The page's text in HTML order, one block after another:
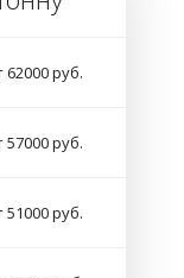
62000 руб.
57000 руб.
51000 руб.